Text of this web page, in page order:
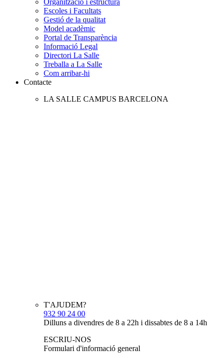
Organització i estructura
Escoles i Facultats
Gestió de la qualitat
Model acadèmic
Portal de Transparència
Informació Legal
Directori La Salle
Treballa a La Salle
Com arribar-hi
Contacte
LA SALLE CAMPUS BARCELONA
T'AJUDEM?
932 90 24 00
Dilluns a divendres de 8 a 22h i dissabtes de 8 a 14h
ESCRIU-NOS
Formulari d'informació general